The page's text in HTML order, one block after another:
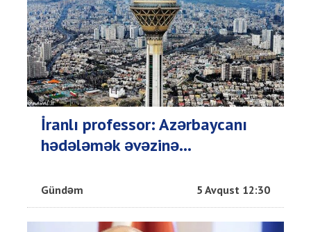
İranlı professor: Azərbaycanı
hədələmək əvəzinə...
Gündəm 5 Avqust 12:30